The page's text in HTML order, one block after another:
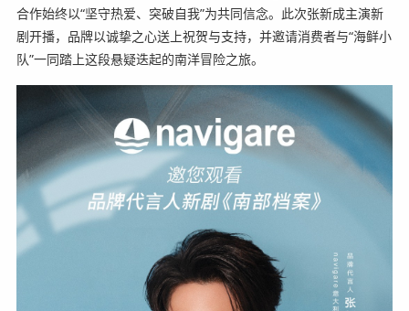
合作始终以“坚守热爱、突破自我”为共同信念。此次张新成主演新
剧开播，品牌以诚挚之心送上祝贺与支持，并邀请消费者与“海鲜小
队”一同踏上这段悬疑迭起的南洋冒险之旅。